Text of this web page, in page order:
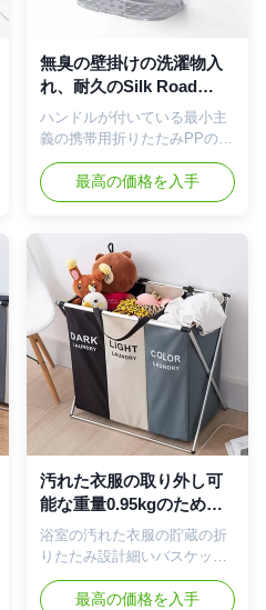
無臭の壁掛けの洗濯物入
れ、耐久のSilk Road
Enterpriseの折り畳み式
の洗濯の障害
ハンドルが付いている最小主
義の携帯用折りたたみPPのプ
ラスチック掛かる洗濯の障害
折り畳み式の掛かる洗濯物入
れこの掛かる洗濯物入れを使
ることができる。さらに、そ
れに折り畳み式の特徴がある
従って使用中場合のそれを容
易に保つことができる。バス
ケットのあなたの汚れた衣服
を保つことはあなたの家をき
れい、組織されるようにして
重要である。あなたの家を組
織するためにそれに習慣をし
なさいそうすればきたない家
を見ることの圧力を持ってい
ることからのあなた自身を取
り除くことができる。若い年
齢であなたの子供に端正であ
ることのそして順序で価値を
教えなさい。これは育つと同
時に彼らが学ぶ必要がある...
最高の価格を入手
汚れた衣服の取り外し可
能な重量0.95kgのための
並べ替え可能折り畳み式
の三重の洗濯物入れ
浴室の汚れた衣服の貯蔵の折
りたたみ設計細いバスケット
の洗濯の障害 3つのセクショ
ン大容量の洗濯物入れ-袋に衣
最高の価格を入手